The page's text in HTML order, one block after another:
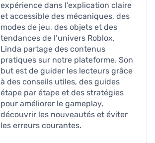
expérience dans l’explication claire
et accessible des mécaniques, des
modes de jeu, des objets et des
tendances de l’univers Roblox,
Linda partage des contenus
pratiques sur notre plateforme. Son
but est de guider les lecteurs grâce
à des conseils utiles, des guides
étape par étape et des stratégies
pour améliorer le gameplay,
découvrir les nouveautés et éviter
les erreurs courantes.